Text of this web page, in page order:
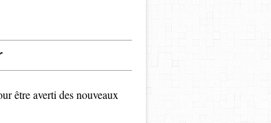
être averti des nouveaux